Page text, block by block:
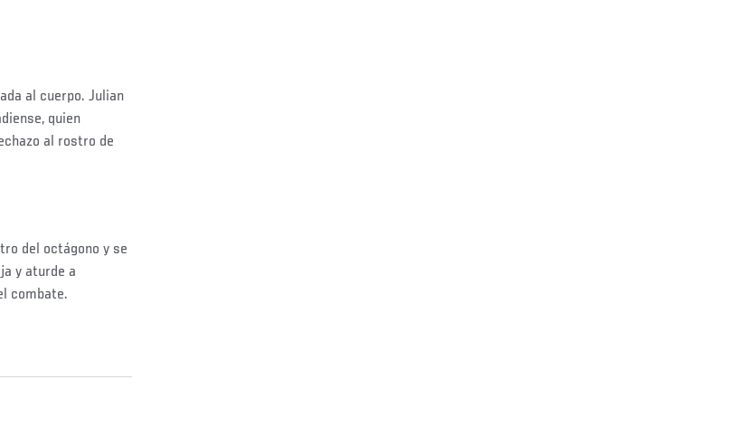
al cuerpo. Julian
quien
al rostro de
del octágono y se
y aturde a
combate.